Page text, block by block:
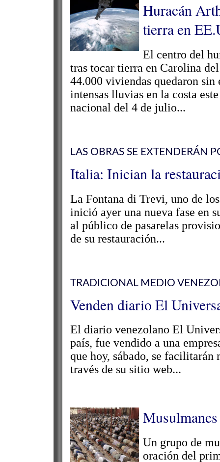
Huracán
tierra en
El centro del
tras tocar tierra en Carolina
44.000 viviendas quedaron
intensas lluvias en la costa
nacional del 4 de julio...
LAS OBRAS SE EXTENDERÁN
Italia: Inician la
La Fontana di Trevi, uno de
inició ayer una nueva fase en
al público de pasarelas
de su restauración...
TRADICIONAL MEDIO
Venden diario El
El diario venezolano El
país, fue vendido a una
que hoy, sábado, se
través de su sitio web...
Un grupo de
oración del